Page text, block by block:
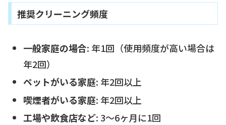
推奨クリーニング頻度
一般家庭の場合: 年1回（使用頻度が高い場合は
年2回）
ペットがいる家庭: 年2回以上
喫煙者がいる家庭: 年2回以上
工場や飲食店など: 3〜6ヶ月に1回